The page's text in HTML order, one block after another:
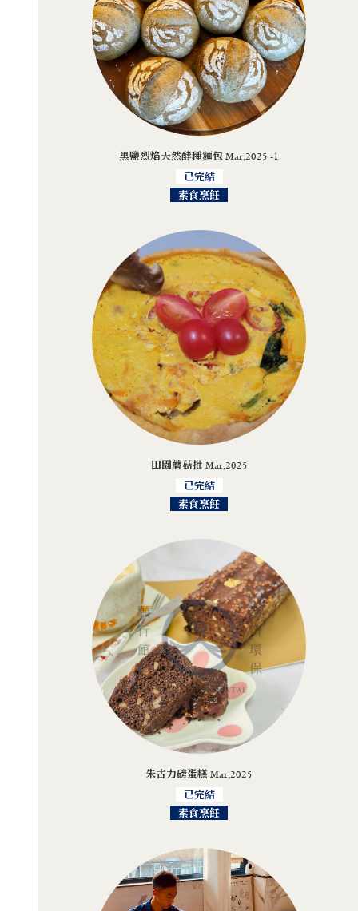
黑鹽烈焰天然酵種麵包 Mar,2025 -1
已完結
素食烹飪
田園蘑菇批 Mar,2025
已完結
素食烹飪
朱古力磅蛋糕 Mar,2025
已完結
素食烹飪